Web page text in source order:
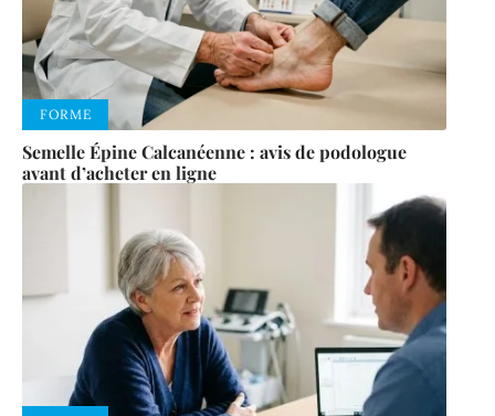
FORME
Semelle Épine Calcanéenne : avis de podologue
avant d’acheter en ligne